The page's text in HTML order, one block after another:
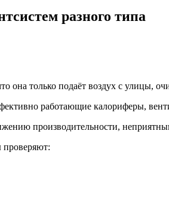
разного типа
она только подаёт воздух с улицы,
работающие калориферы,
производительности,